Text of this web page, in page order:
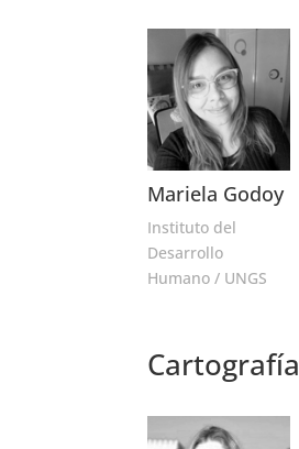
Mariela Godoy
Instituto del
Desarrollo
Humano / UNGS
Cartografía